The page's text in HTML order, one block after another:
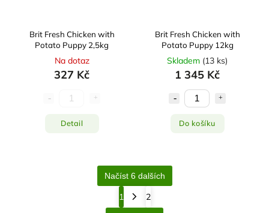
Brit Fresh Chicken with
Potato Puppy 2,5kg
Na dotaz
327 Kč
Detail
Brit Fresh Chicken with
Potato Puppy 12kg
Skladem (13 ks)
1 345 Kč
Do košíku
Načíst 6 dalších
1 2